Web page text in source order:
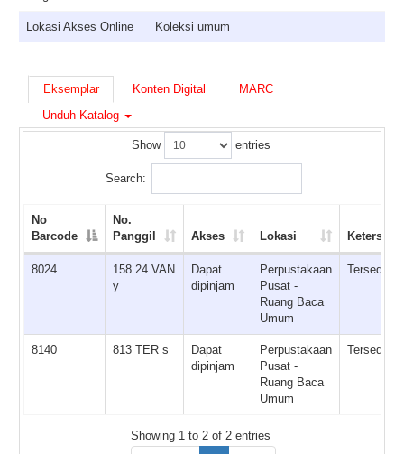
Lokasi Akses Online Koleksi umum
Eksemplar Konten Digital
MARC
Unduh Katalog
Show entries
Search:
No
Barcode
No.
Panggil
Akses Lokasi
8024
158.24 VAN
y
Dapat
dipinjam
Perpustakaan
Pusat -
Ruang Baca
Umum
Tersedia
8140 813 TER s
Dapat
dipinjam
Perpustakaan
Pusat -
Ruang Baca
Umum
Tersedia
Showing 1 to 2 of 2 entries